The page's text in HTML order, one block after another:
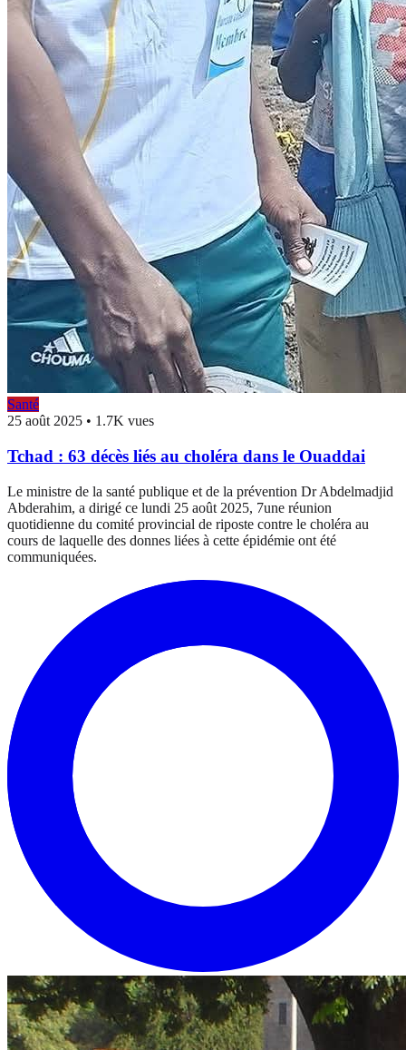
Santé
25 août 2025 • 1.7K vues
Tchad : 63 décès liés au choléra dans le Ouaddai
Le ministre de la santé publique et de la prévention Dr Abdelmadjid
Abderahim, a dirigé ce lundi 25 août 2025, 7une réunion
quotidienne du comité provincial de riposte contre le choléra au
cours de laquelle des donnes liées à cette épidémie ont été
communiquées.